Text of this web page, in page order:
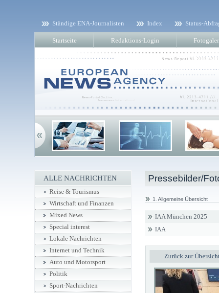
Ständige ENA-Journalisten Index Status-
Startseite Redaktions-Login
Pressebilder/
1. Allgemeine Übersicht
IAA München 2025
IAA
Zurück zur
ALLE NACHRICHTEN
Reise & Tourismus
Wirtschaft und Finanzen
Mixed News
Special interest
Lokale Nachrichten
Internet und Technik
Auto und Motorsport
Politik
Sport-Nachrichten